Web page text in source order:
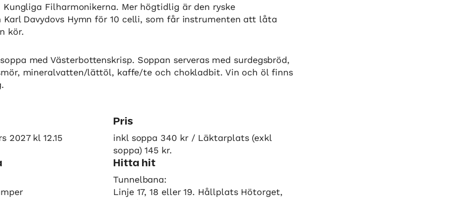
Filharmonikerna. Mer högtidlig är den ryske
Karl Davydovs Hymn för 10 celli, som får instrumenten att låta
kör.
med Västerbottenskrisp. Soppan serveras med surdegsbröd,
mineralvatten/lättöl, kaffe/te och chokladbit. Vin och öl finns
2027 kl 12.15
Pris
inkl soppa 340 kr / Läktarplats (exkl
soppa) 145 kr.
Hitta hit
Tunnelbana:
Linje 17, 18 eller 19. Hållplats Hötorget,